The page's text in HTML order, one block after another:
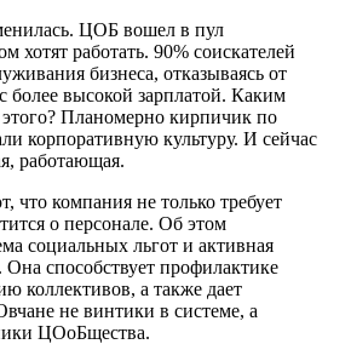
ЦОБ вошел в пул
хотят работать. 90% соискателей
бизнеса, отказываясь от
более высокой зарплатой. Каким
Планомерно кирпичик по
корпоративную культуру. И сейчас
работающая.
что компания не только требует
о персонале. Об этом
социальных льгот и активная
способствует профилактике
коллективов, а также дает
не винтики в системе, а
ЦОоБщества.